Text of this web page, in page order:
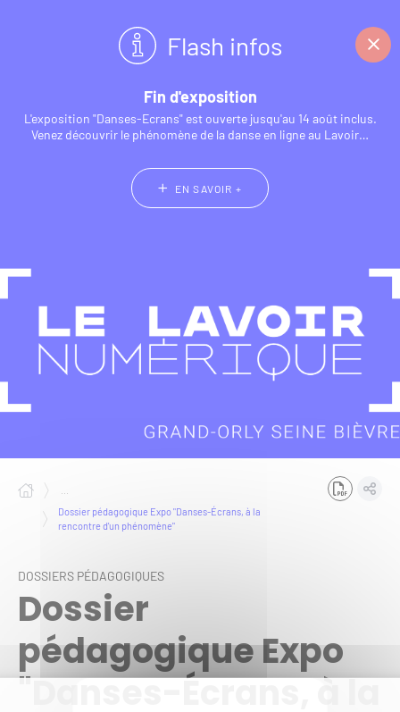
Flash infos
Fin d'exposition
L'exposition "Danses-Ecrans" est ouverte jusqu'au 14 août inclus.
Venez découvrir le phénomène de la danse en ligne au Lavoir…
EN SAVOIR +
Dossier pédagogique Expo "Danses-Écrans, à la
rencontre d'un phénomène"
DOSSIERS PÉDAGOGIQUES
Dossier
pédagogique Expo
"Danses-Écrans, à la